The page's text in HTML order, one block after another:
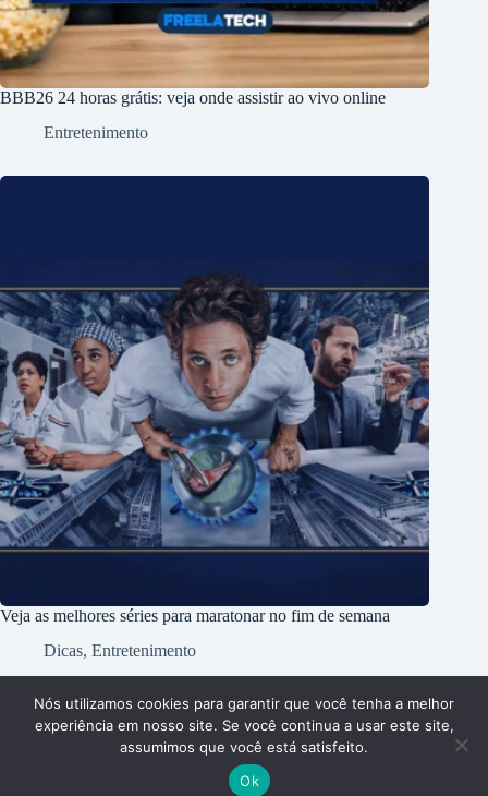
BBB26 24 horas grátis: veja onde assistir ao vivo online
Entretenimento
Veja as melhores séries para maratonar no fim de semana
Dicas, Entretenimento
Página Inícial Dicas
Aplicativos
Entretenimento
Finanças Notícias
Tecnologia
Política Privacidade
Freela Tech © 2025. Todos os textos são de propriedade
Nós utilizamos cookies para garantir que você tenha a melhor
experiência em nosso site. Se você continua a usar este site,
assumimos que você está satisfeito.
Ok